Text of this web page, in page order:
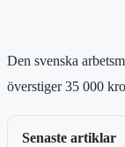
Den svenska
överstiger 35 000
Senaste artiklar